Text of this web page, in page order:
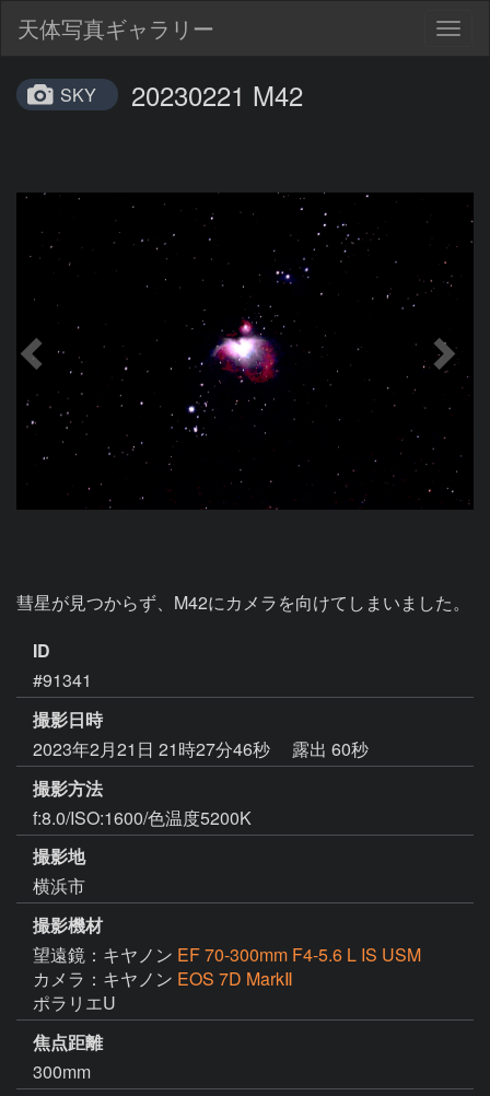
天体写真ギャラリー
SKY 20230221 M42
彗星が見つからず、M42にカメラを向けてしまいました。
ID
#91341
撮影日時
2023年2月21日 21時27分46秒
露出 60秒
撮影方法
f:8.0/ISO:1600/色温度5200K
撮影地
横浜市
撮影機材
望遠鏡：キヤノン EF 70-300mm F4-5.6 L IS USM
カメラ：キヤノン EOS 7D MarkⅡ
ポラリエU
焦点距離
300mm